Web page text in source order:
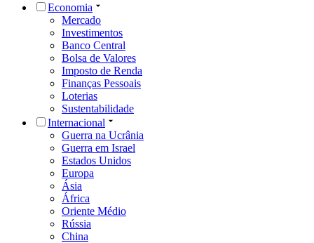
Economia
Mercado
Investimentos
Banco Central
Bolsa de Valores
Imposto de Renda
Finanças Pessoais
Loterias
Sustentabilidade
Internacional
Guerra na Ucrânia
Guerra em Israel
Estados Unidos
Europa
Ásia
África
Oriente Médio
Rússia
China